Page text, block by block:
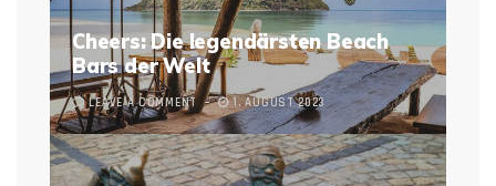
Cheers: Die legendärsten Beach
Bars der Welt
LEAVE A COMMENT 1. AUGUST 2023